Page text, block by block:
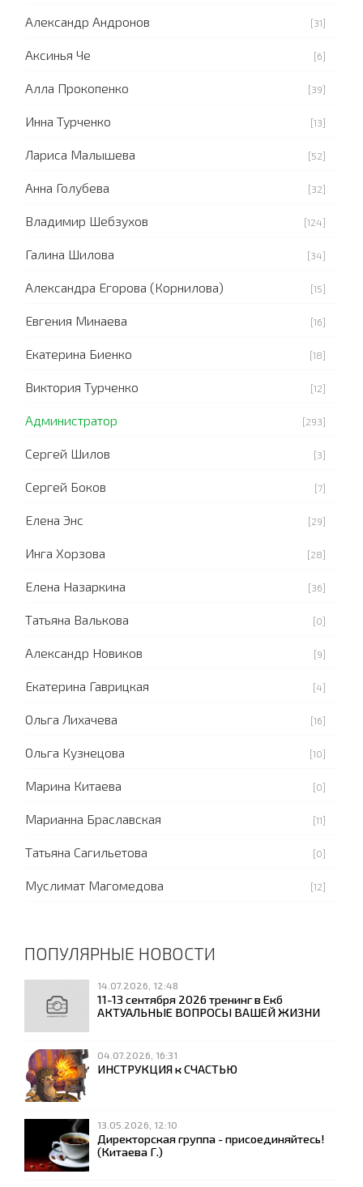
Александр Андронов [31]
Аксинья Че [6]
Алла Прокопенко [39]
Инна Турченко [13]
Лариса Малышева [52]
Анна Голубева [32]
Владимир Шебзухов [124]
Галина Шилова [34]
Александра Егорова (Корнилова) [15]
Евгения Минаева [16]
Екатерина Биенко [18]
Виктория Турченко [12]
Администратор [293]
Сергей Шилов [3]
Сергей Боков [7]
Елена Энс [29]
Инга Хорзова [28]
Елена Назаркина [36]
Татьяна Валькова [0]
Александр Новиков [9]
Екатерина Гаврицкая [4]
Ольга Лихачева [16]
Ольга Кузнецова [10]
Марина Китаева [0]
Марианна Браславская [11]
Татьяна Сагильетова [0]
Муслимат Магомедова [12]
ПОПУЛЯРНЫЕ НОВОСТИ
14.07.2026, 12:48
11-13 сентября 2026 тренинг в Екб
АКТУАЛЬНЫЕ ВОПРОСЫ ВАШЕЙ ЖИЗНИ
04.07.2026, 16:31
ИНСТРУКЦИЯ к СЧАСТЬЮ
13.05.2026, 12:10
Директорская группа - присоединяйтесь!
(Китаева Г.)